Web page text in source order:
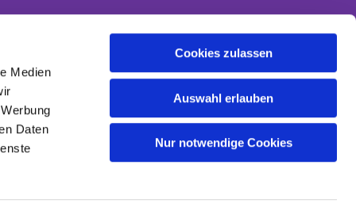
Medien
Daten
Cookies zulassen
Auswahl erlauben
Nur notwendige Cookies
Kontakt
Kontaktinformationen
Impressum